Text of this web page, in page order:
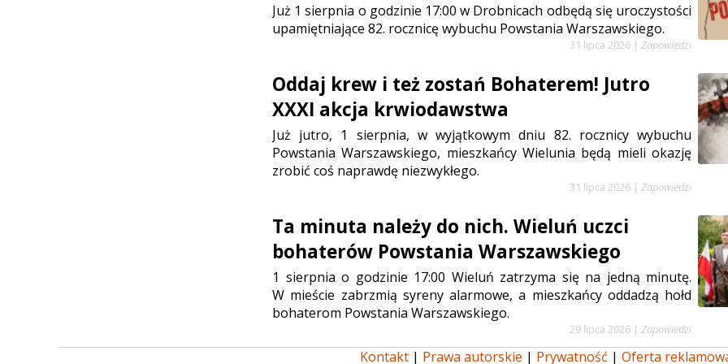
Już 1 sierpnia o godzinie 17:00 w Drobnicach odbędą się uroczystości
upamiętniające 82. rocznicę wybuchu Powstania Warszawskiego.
31 lipca 2026 | Zapowiedzi
Oddaj krew i też zostań Bohaterem! Jutro
XXXI akcja krwiodawstwa
Już jutro, 1 sierpnia, w wyjątkowym dniu 82. rocznicy wybuchu
Powstania Warszawskiego, mieszkańcy Wielunia będą mieli okazję
zrobić coś naprawdę niezwykłego.
31 lipca 2026 | Zapowiedzi
Ta minuta należy do nich. Wieluń uczci
bohaterów Powstania Warszawskiego
1 sierpnia o godzinie 17:00 Wieluń zatrzyma się na jedną minutę.
W mieście zabrzmią syreny alarmowe, a mieszkańcy oddadzą hołd
bohaterom Powstania Warszawskiego.
29 lipca 2026 | Zapowiedzi
Kontakt | Prawa autorskie | Prywatność | Oferta